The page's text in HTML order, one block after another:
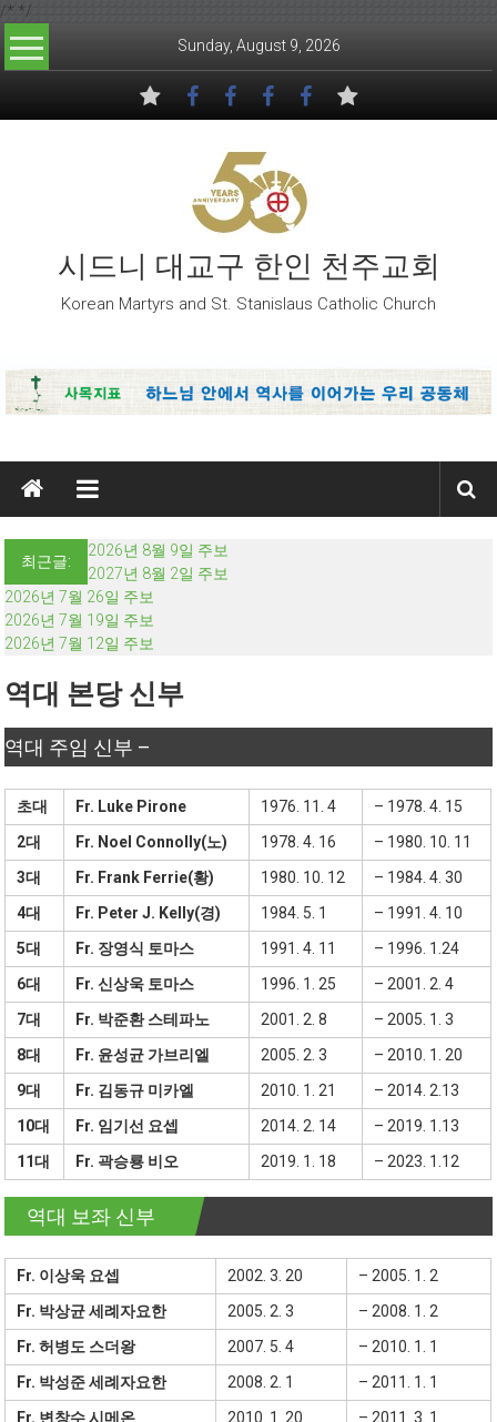
/* */
Skip to content
Sunday, August 9, 2026
시드니 대교구 한인 천주교회
Korean Martyrs and St. Stanislaus Catholic Church
최근글:
2026년 8월 9일 주보
2027년 8월 2일 주보
2026년 7월 26일 주보
2026년 7월 19일 주보
2026년 7월 12일 주보
역대 본당 신부
역대 주임 신부 –
초대 Fr. Luke Pirone 1976. 11. 4
– 1978. 4. 15
2대
Fr. Noel Connolly(노) 1978. 4. 16
– 1980. 10. 11
3대
Fr. Frank Ferrie(황) 1980. 10. 12
– 1984. 4. 30
4대
Fr. Peter J. Kelly(경) 1984. 5. 1
– 1991. 4. 10
5대
Fr. 장영식 토마스 1991. 4. 11
– 1996. 1.24
6대
Fr. 신상욱 토마스 1996. 1. 25
– 2001. 2. 4
7대
Fr. 박준환 스테파노 2001. 2. 8
– 2005. 1. 3
8대
Fr. 윤성균 가브리엘 2005. 2. 3
– 2010. 1. 20
9대
Fr. 김동규 미카엘 2010. 1. 21
– 2014. 2.13
10대
Fr. 임기선 요셉 2014. 2. 14
– 2019. 1.13
11대
Fr. 곽승룡 비오 2019. 1. 18 – 2023. 1.12
역대 보좌 신부 –
Fr. 이상욱 요셉 2002. 3. 20
– 2005. 1. 2
Fr. 박상균 세례자요한
2005. 2. 3
– 2008. 1. 2
Fr. 허병도 스더왕
2007. 5. 4
– 2010. 1. 1
Fr. 박성준 세례자요한
2008. 2. 1
– 2011. 1. 1
Fr. 변창수 시메온
2010. 1. 20
– 2011. 3. 1